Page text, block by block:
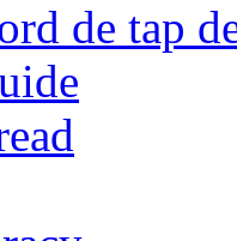
de tap